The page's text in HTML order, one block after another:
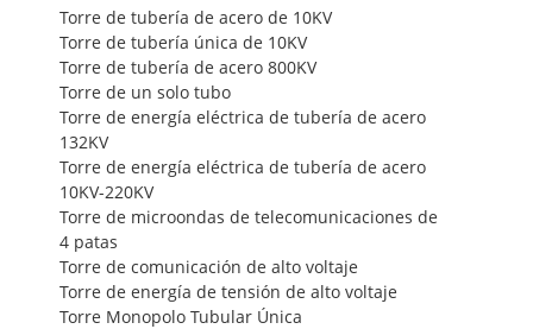
Torre de tubería de acero de 10KV
Torre de tubería única de 10KV
Torre de tubería de acero 800KV
Torre de un solo tubo
Torre de energía eléctrica de tubería de acero
132KV
Torre de energía eléctrica de tubería de acero
10KV-220KV
Torre de microondas de telecomunicaciones de
4 patas
Torre de comunicación de alto voltaje
Torre de energía de tensión de alto voltaje
Torre Monopolo Tubular Única